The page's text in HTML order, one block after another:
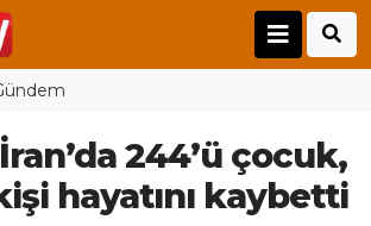
244’ü çocuk,
hayatını kaybetti